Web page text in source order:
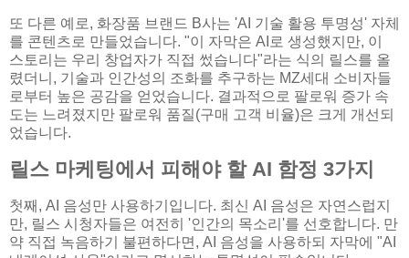
또 다른 예로, 화장품 브랜드 B사는 'AI 기술 활용 투명성' 자체
를 콘텐츠로 만들었습니다. "이 자막은 AI로 생성했지만, 이
스토리는 우리 창업자가 직접 썼습니다"라는 식의 릴스를 올
렸더니, 기술과 인간성의 조화를 추구하는 MZ세대 소비자들
로부터 높은 공감을 얻었습니다. 결과적으로 팔로워 증가 속
도는 느려졌지만 팔로워 품질(구매 고객 비율)은 크게 개선되
었습니다.
릴스 마케팅에서 피해야 할 AI 함정 3가지
첫째, AI 음성만 사용하기입니다. 최신 AI 음성은 자연스럽지
만, 릴스 시청자들은 여전히 '인간의 목소리'를 선호합니다. 만
약 직접 녹음하기 불편하다면, AI 음성을 사용하되 자막에 "AI